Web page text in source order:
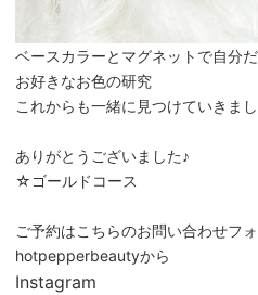
ベースカラーとマグネットで自分
お好きなお色の研究
これからも一緒に見つけていきま
ありがとうございました♪
☆ゴールドコース
ご予約はこちらのお問い合わせフ
hotpepperbeautyから
Instagram